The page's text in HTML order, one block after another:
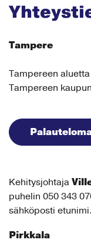
Tampere
Tampereen
Tampereen
Kehitysjohtaja
puhelin 050 343
sähköposti
Pirkkala